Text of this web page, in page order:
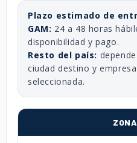
Plazo estimado de
GAM: 24 a 48 horas
disponibilidad y pago.
Resto del país:
ciudad destino y
seleccionada.
ZONA